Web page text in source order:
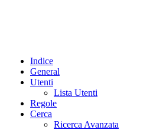
Indice
General
Utenti
Lista Utenti
Regole
Cerca
Ricerca Avanzata